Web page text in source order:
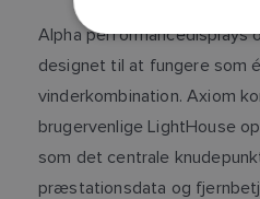
Alpha performancedisplays
designet til at fungere som
vinderkombination. Axiom
brugervenlige LightHouse
som det centrale
præstationsdata og